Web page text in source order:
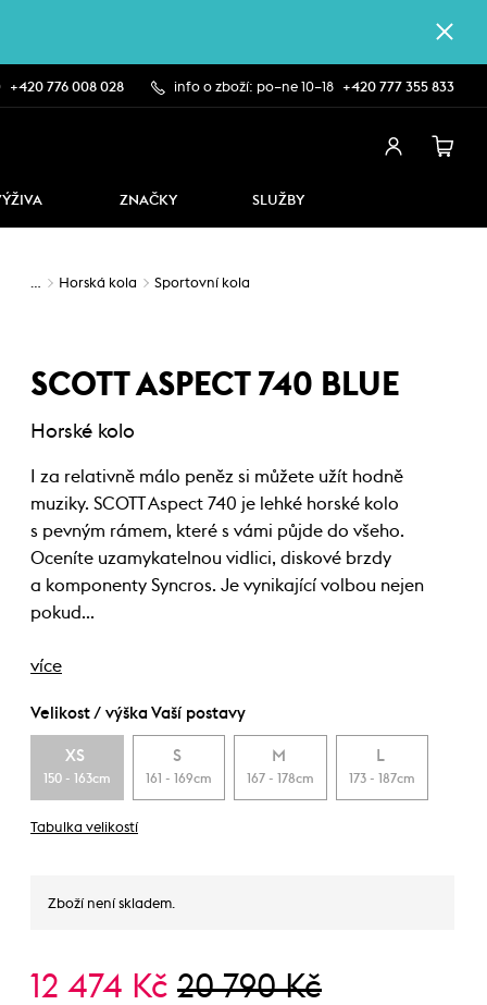
+420 776 008 028 info o zboží: po–ne 10–18 +420 777 355 833
ZNAČKY SLUŽBY
… Horská kola Sportovní kola
SCOTT ASPECT 740 BLUE
Horské kolo
I za relativně málo peněz si můžete užít hodně
muziky. SCOTT Aspect 740 je lehké horské kolo
s pevným rámem, které s vámi půjde do všeho.
Oceníte uzamykatelnou vidlici, diskové brzdy
a komponenty Syncros. Je vynikající volbou nejen
pokud…
více
Velikost / výška Vaší postavy
XS
150 - 163cm
S
161 - 169cm
M
167 - 178cm
L
173 - 187cm
Tabulka velikostí
Zboží není skladem.
12 474 Kč 20 790 Kč